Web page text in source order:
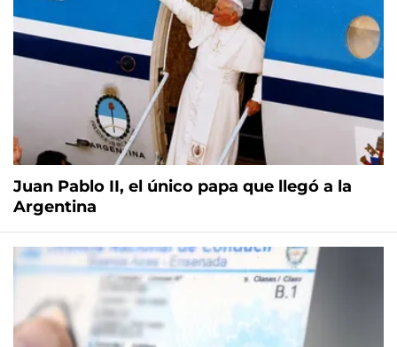
Juan Pablo II, el único papa que llegó a la
Argentina